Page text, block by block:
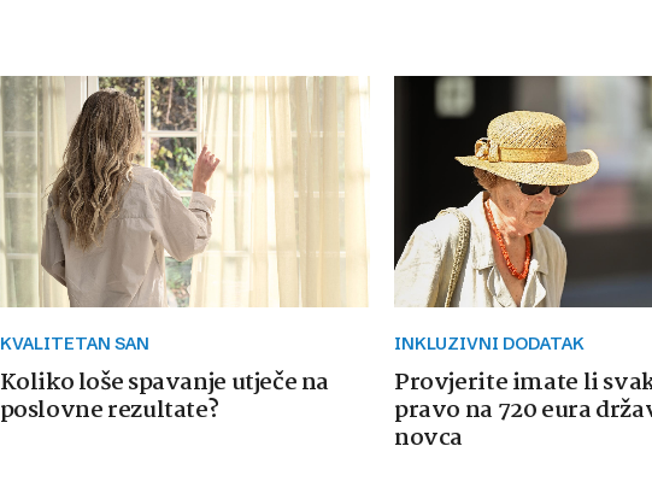
KVALITETAN SAN
Koliko loše spavanje utječe na
poslovne rezultate?
INKLUZIVNI DODATAK
Provjerite imate li
pravo na 720 eura
novca